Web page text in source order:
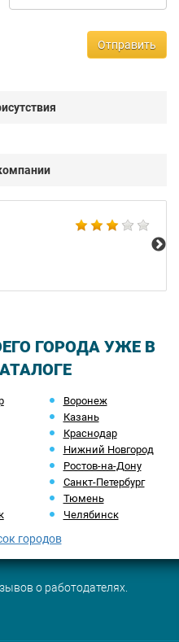
Отправить
ГОРОДА УЖЕ В
Воронеж
Казань
Краснодар
Нижний Новгород
Ростов-на-Дону
Санкт-Петербург
Тюмень
Челябинск
городов
о работодателях.